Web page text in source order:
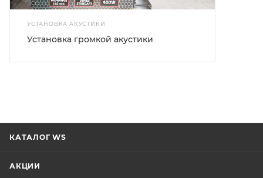
УСТАНОВКА АКУСТИКИ
Установка громкой акустики
КАТАЛОГ WS
АКЦИИ